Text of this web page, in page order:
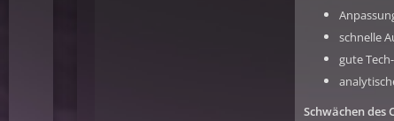
schnelle
gute
Schwächen des